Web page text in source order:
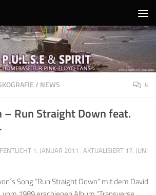
/NEWS 4
– Run Straight Down feat.
1. JANUAR 2011 · AKTUALISIERT 17. JUNI
Song “Run Straight Down” mit dem David